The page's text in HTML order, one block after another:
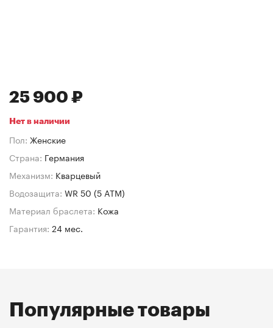
25 900 ₽
Нет в наличии
Пол: Женские
Страна: Германия
Механизм: Кварцевый
Водозащита: WR 50 (5 ATM)
Материал браслета: Кожа
Гарантия: 24 мес.
Популярные товары